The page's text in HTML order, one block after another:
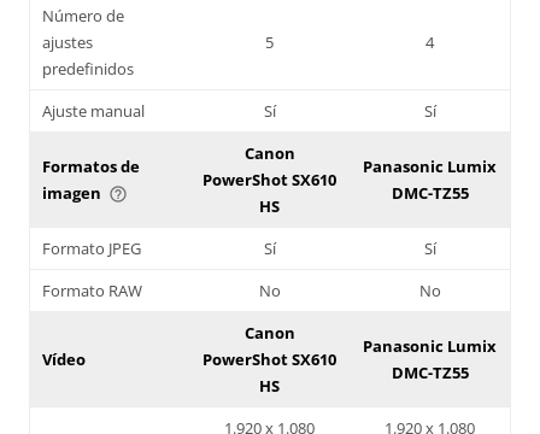
Número de
ajustes
predefinidos
5 4
Ajuste manual Sí Sí
Formatos de
imagen help_outline
Canon
PowerShot SX610
HS
Panasonic Lumix
DMC-TZ55
Formato JPEG Sí
Sí
Formato RAW
No No
Vídeo
Canon
PowerShot SX610
HS
Panasonic Lumix
DMC-TZ55
1.920 x 1.080
1.920 x 1.080